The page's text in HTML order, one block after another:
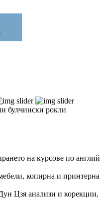
булчински рокли
на курсове по
копирна и принтерна
анализи и корекции,